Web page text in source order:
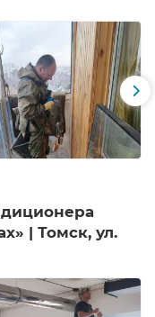
| Томск, ул.